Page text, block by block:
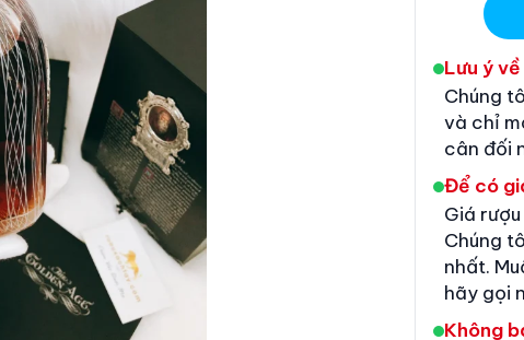
Lưu ý
Chúng
và chỉ
cân đối
Để có
Giá
Chúng
nhất.
hãy gọi
Không